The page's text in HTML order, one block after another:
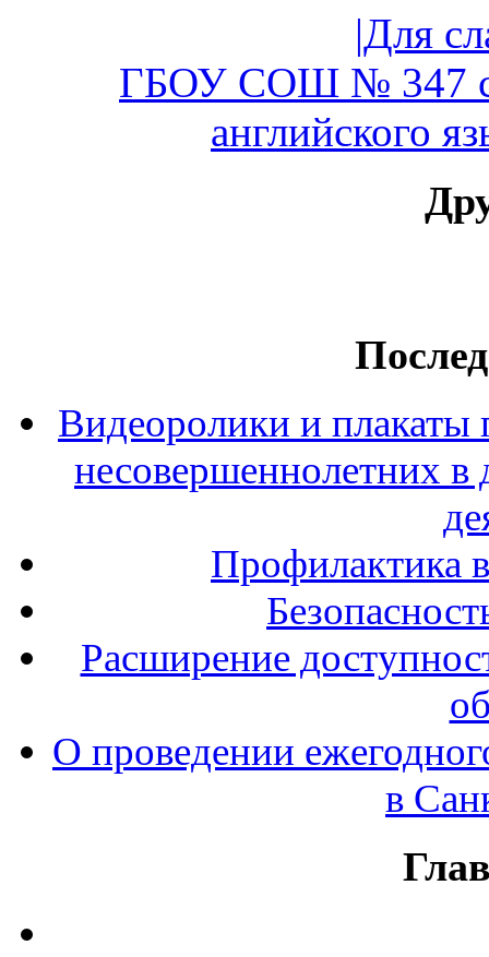
|Для
ГБОУ СОШ № 347 с
английского
Видеоролики и плакаты
несовершеннолетних в
Профилактика
Расширение
О проведении
в